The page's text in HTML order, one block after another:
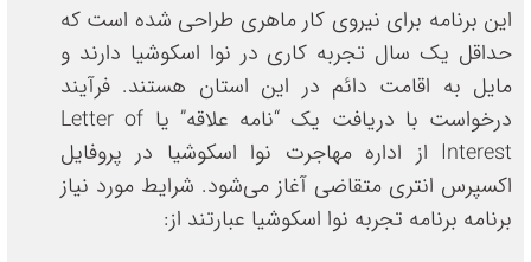
این برنامه برای نیروی کار ماهری طراحی شده است که
حداقل یک سال تجربه کاری در نوا اسکوشیا دارند و
مایل به اقامت دائم در این استان هستند. فرآیند
درخواست با دریافت یک “نامه علاقه” یا Letter of
Interest از اداره مهاجرت نوا اسکوشیا در پروفایل
اکسپرس انتری متقاضی آغاز می‌شود. شرایط مورد نیاز
برنامه برنامه تجربه نوا اسکوشیا عبارتند از: